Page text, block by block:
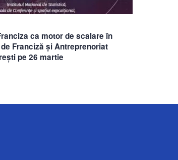
ca motor de scalare în
Franciză și Antreprenoriat
pe 26 martie